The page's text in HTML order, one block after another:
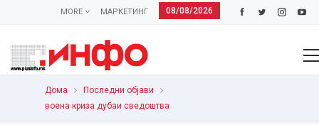
08/08/2026
МАРКЕТИНГ
MORE
Дома
Последни објави
воена криза дубаи сведоштва